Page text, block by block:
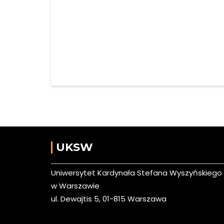
UKSW
Uniwersytet Kardynała Stefana Wyszyńskiego
w Warszawie
ul. Dewajtis 5, 01-815 Warszawa